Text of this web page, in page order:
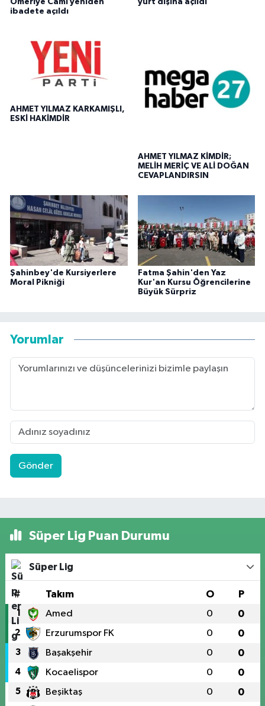
Ömeriye Cami yeniden
ibadete açıldı
yurt dışına açıldı
AHMET YILMAZ KARKAMIŞLI,
ESKİ HAKİMDİR
AHMET YILMAZ KİMDİR;
MELİH MERİÇ VE ALİ DOĞAN
CEVAPLANDIRSIN
Şahinbey'de Kursiyerlere
Moral Pikniği
Fatma Şahin'den Yaz
Kur'an Kursu Öğrencilerine
Büyük Sürpriz
Yorumlar
Gönder
Süper Lig Puan Durumu
Süper Lig
# Takım O P
1 Amed 0 0
2 Erzurumspor FK 0 0
3 Başakşehir 0 0
4 Kocaelispor 0 0
5 Beşiktaş 0 0